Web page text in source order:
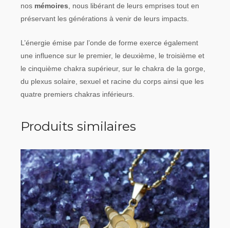
nos mémoires, nous libérant de leurs emprises tout en
préservant les générations à venir de leurs impacts.
L’énergie émise par l’onde de forme exerce également
une influence sur le premier, le deuxième, le troisième et
le cinquième chakra supérieur, sur le chakra de la gorge,
du plexus solaire, sexuel et racine du corps ainsi que les
quatre premiers chakras inférieurs.
Produits similaires